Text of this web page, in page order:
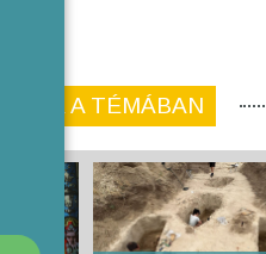
A TÉMÁBAN